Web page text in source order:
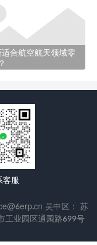
合航空航天领域零
客服
吴中区： 苏
工业园区通园路699号